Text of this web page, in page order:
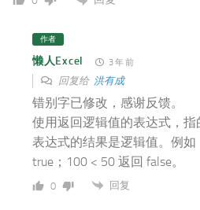
作者
懒人Excel 3 年 前
回复给 洪有成
错别字已修改，感谢反馈。
使用返回逻辑值的表达式，
表达式的结果是逻辑值。例
true；100 < 50 返回 false。
0 回复